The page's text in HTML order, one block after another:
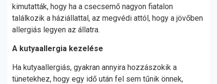
kimutatták, hogy ha a csecsemő nagyon fiatalon
találkozik a háziállattal, az megvédi attól, hogy a jövőben
allergiás legyen az állatra.
A kutyaallergia kezelése
Ha kutyaallergiás, gyakran annyira hozzászokik a
tünetekhez, hogy egy idő után fel sem tűnik önnek,